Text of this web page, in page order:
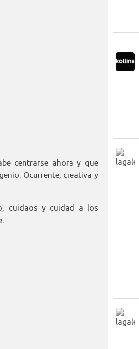
centrarse ahora y que
Ocurrente, creativa y
cuidaos y cuidad a los